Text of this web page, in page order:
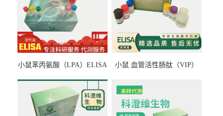
小鼠苯丙氨酸（LPA）ELISA
小鼠 血管活性肠肽（VIP）